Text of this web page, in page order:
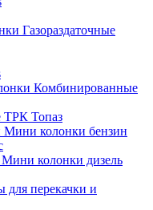
Газораздаточные
Комбинированные
ТРК Топаз
Мини колонки бензин
Мини колонки дизель